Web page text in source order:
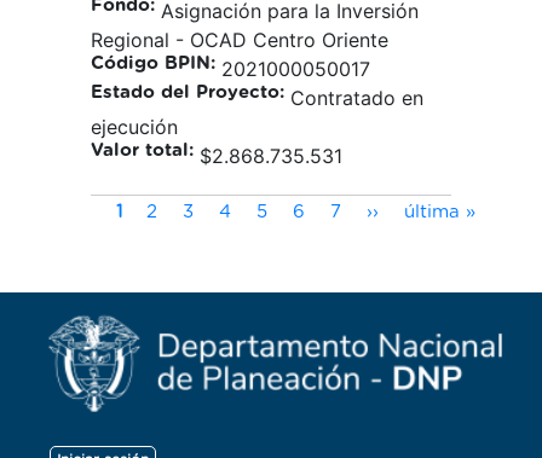
Fondo: Asignación para la Inversión
Regional - OCAD Centro Oriente
Código BPIN: 2021000050017
Estado del Proyecto: Contratado en
ejecución
Valor total: $2.868.735.531
PaginaciónPágina
1 Page
2 Page
3 Page
4 Page
5 Page
6 Page
7
Siguiente
››
Última
última »